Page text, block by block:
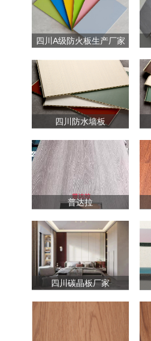
四川A级防火板生产厂家
四川防水墙板
普达拉
四川碳晶板厂家